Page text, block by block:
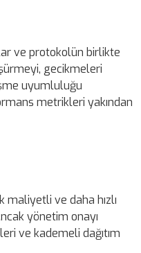
ve protokolün birlikte
gecikmeleri
uyumluluğu
metrikleri yakından
maliyetli ve daha hızlı
yönetim onayı
ve kademeli dağıtım